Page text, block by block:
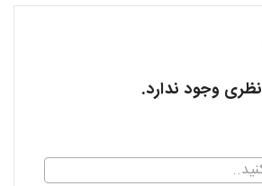
نظری وجود ندارد.